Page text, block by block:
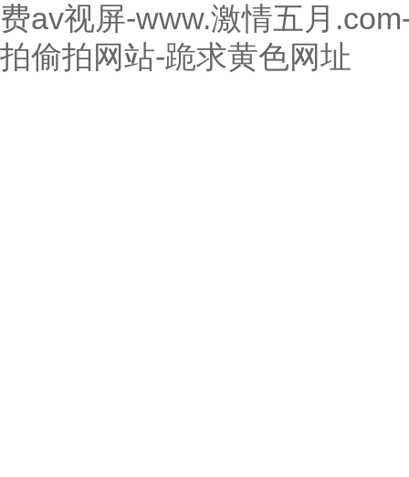
费av视屏-www.激情五月
拍偷拍网站-跪求黄色网址